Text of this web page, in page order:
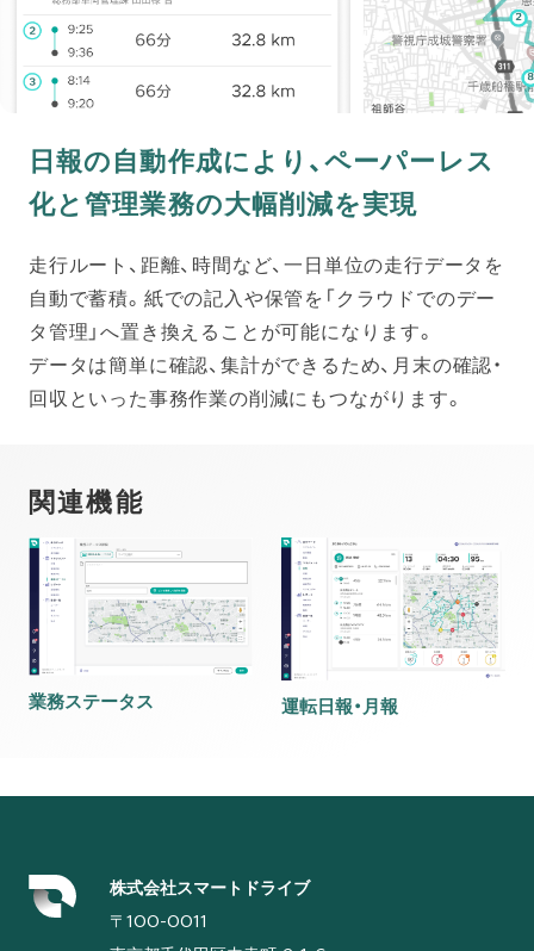
日報の自動作成により、ペーパーレス
化と管理業務の大幅削減を実現
走行ルート、距離、時間など、一日単位の走行データを
自動で蓄積。紙での記入や保管を「クラウドでのデー
タ管理」へ置き換えることが可能になります。
データは簡単に確認、集計ができるため、月末の確認・
回収といった事務作業の削減にもつながります。
関連機能
業務ステータス 運転日報・月報
株式会社スマートドライブ
〒100-0011